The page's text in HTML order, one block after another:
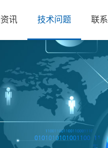
讯 技术问题 联